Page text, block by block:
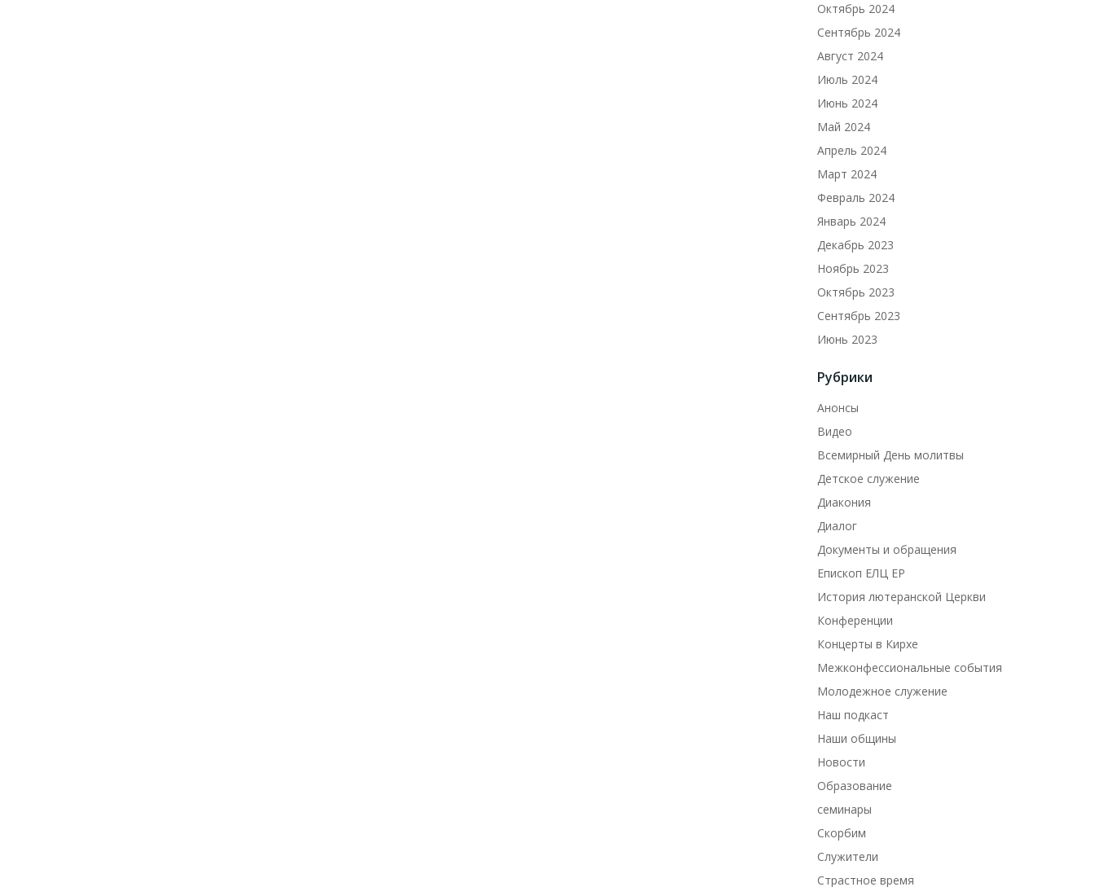
Октябрь 2024
Сентябрь 2024
Август 2024
Июль 2024
Июнь 2024
Май 2024
Апрель 2024
Март 2024
Февраль 2024
Январь 2024
Декабрь 2023
Ноябрь 2023
Октябрь 2023
Сентябрь 2023
Июнь 2023
Рубрики
Анонсы
Видео
Всемирный День молитвы
Детское служение
Диакония
Диалог
Документы и обращения
Епископ ЕЛЦ ЕР
История лютеранской Церкви
Конференции
Концерты в Кирхе
Межконфессиональные события
Молодежное служение
Наш подкаст
Наши общины
Новости
Образование
семинары
Скорбим
Служители
Страстное время